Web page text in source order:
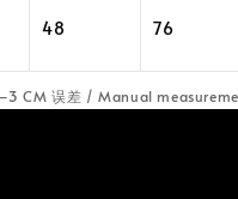
48 76
CM 误差 / Manual